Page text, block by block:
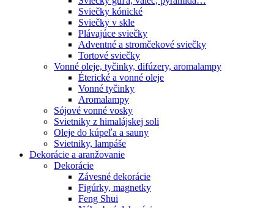
Sviečky kónické
Sviečky v skle
Plávajúce sviečky
Adventné a stromčekové sviečky
Tortové sviečky
Vonné oleje, tyčinky, difúzery, aromalampy
Éterické a vonné oleje
Vonné tyčinky
Aromalampy
Sójové vonné vosky
Svietniky z himalájskej soli
Oleje do kúpeľa a sauny
Svietniky, lampáše
Dekorácie a aranžovanie
Dekorácie
Závesné dekorácie
Figúrky, magnetky
Feng Shui